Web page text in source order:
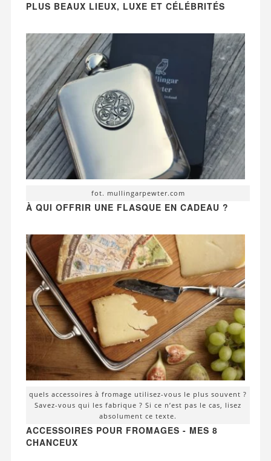
PLUS BEAUX LIEUX, LUXE ET CÉLÉBRITÉS
fot. mullingarpewter.com
À QUI OFFRIR UNE FLASQUE EN CADEAU ?
quels accessoires à fromage utilisez-vous le plus souvent ?
Savez-vous qui les fabrique ? Si ce n’est pas le cas, lisez
absolument ce texte.
ACCESSOIRES POUR FROMAGES - MES 8
CHANCEUX